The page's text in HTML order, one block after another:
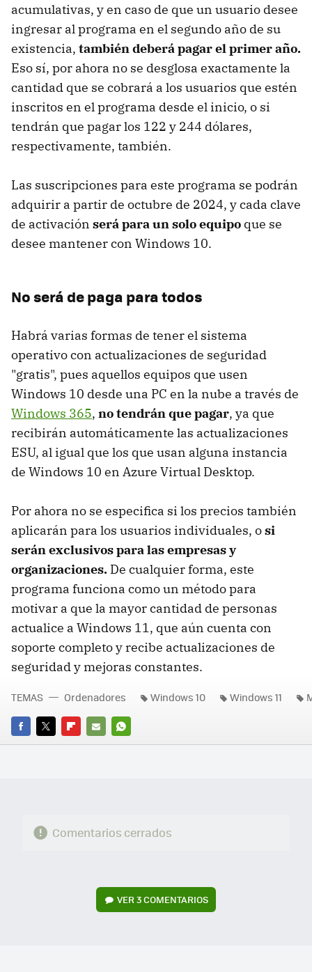
acumulativas, y en caso de que un usuario desee
ingresar al programa en el segundo año de su
existencia, también deberá pagar el primer año.
Eso sí, por ahora no se desglosa exactamente la
cantidad que se cobrará a los usuarios que estén
inscritos en el programa desde el inicio, o si
tendrán que pagar los 122 y 244 dólares,
respectivamente, también.
Las suscripciones para este programa se podrán
adquirir a partir de octubre de 2024, y cada clave
de activación será para un solo equipo que se
desee mantener con Windows 10.
No será de paga para todos
Habrá varias formas de tener el sistema
operativo con actualizaciones de seguridad
"gratis", pues aquellos equipos que usen
Windows 10 desde una PC en la nube a través de
Windows 365, no tendrán que pagar, ya que
recibirán automáticamente las actualizaciones
ESU, al igual que los que usan alguna instancia
de Windows 10 en Azure Virtual Desktop.
Por ahora no se especifica si los precios también
aplicarán para los usuarios individuales, osi
serán exclusivos para las empresas y
organizaciones. De cualquier forma, este
programa funciona como un método para
motivar a que la mayor cantidad de personas
actualice a Windows 11, que aún cuenta con
soporte completo y recibe actualizaciones de
seguridad y mejoras constantes.
FACEBOOK
TWITTERFLIPBOARD
E-
WHATSAPP
TEMAS Ordenadores Windows 10 Windows 11
Comentarios cerrados
VER3 COMENTARIOS